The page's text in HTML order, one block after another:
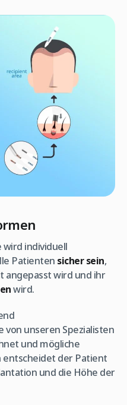
wird individuell
Patienten sicher sein,
angepasst wird und ihr
wird.
von unseren Spezialisten
und mögliche
entscheidet der Patient
und die Höhe der